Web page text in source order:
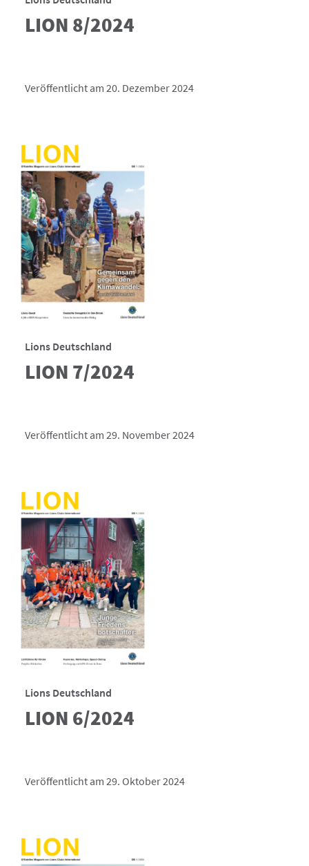
LION 8/2024
Veröffentlicht am 20. Dezember 2024
Lions Deutschland
LION 7/2024
Veröffentlicht am 29. November 2024
Lions Deutschland
LION 6/2024
Veröffentlicht am 29. Oktober 2024